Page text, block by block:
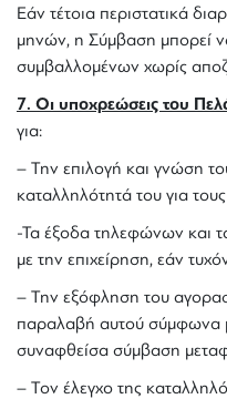
Εάν τέτοια περιστατικά
μηνών, η Σύμβαση μπορεί
συμβαλλομένων χωρίς
7. Οι υποχρεώσεις του
για:
– Την επιλογή και γνώση
καταλληλότητά του για
-Τα έξοδα τηλεφώνων και
με την επιχείρηση, εάν
– Την εξόφληση του
παραλαβή αυτού σύμφωνα
συναφθείσα σύμβαση
– Τον έλεγχο της